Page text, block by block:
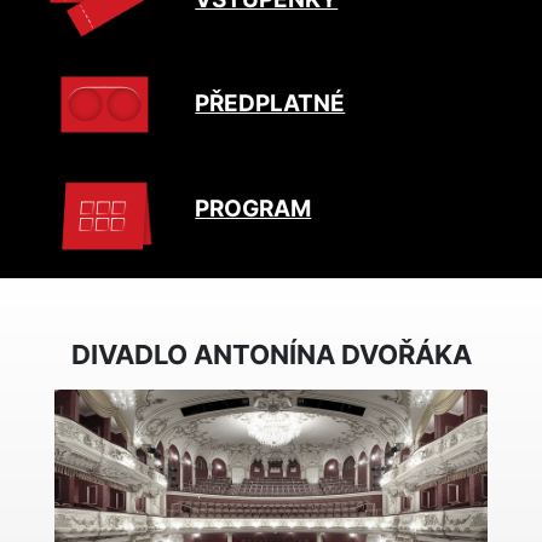
PŘEDPLATNÉ
PROGRAM
DIVADLO ANTONÍNA DVOŘÁKA